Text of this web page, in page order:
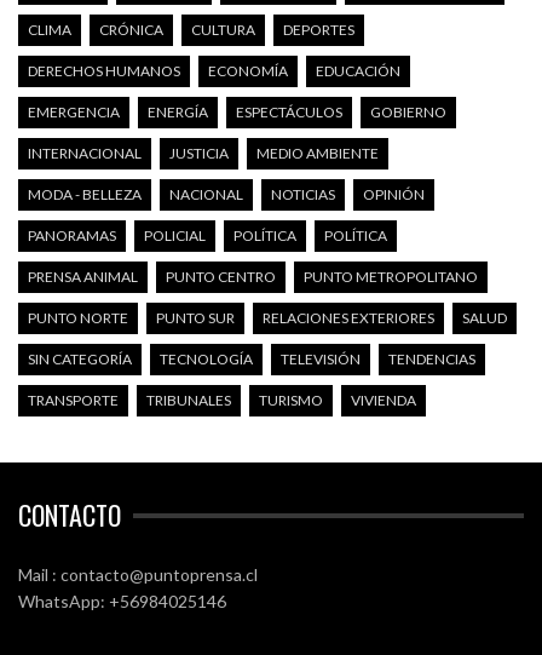
CLIMA CRÓNICA CULTURA DEPORTES
DERECHOS HUMANOS ECONOMÍA EDUCACIÓN
EMERGENCIA ENERGÍA ESPECTÁCULOS GOBIERNO
INTERNACIONAL JUSTICIA MEDIO AMBIENTE
MODA - BELLEZA NACIONAL NOTICIAS OPINIÓN
PANORAMAS POLICIAL POLÍTICA POLÍTICA
PRENSA ANIMAL PUNTO CENTRO PUNTO METROPOLITANO
PUNTO NORTE PUNTO SUR RELACIONES EXTERIORES SALUD
SIN CATEGORÍA TECNOLOGÍA TELEVISIÓN TENDENCIAS
TRANSPORTE TRIBUNALES TURISMO VIVIENDA
CONTACTO
Mail : contacto@puntoprensa.cl
WhatsApp: +56984025146